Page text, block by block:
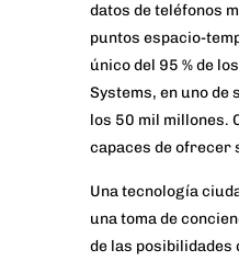
datos de teléfonos
puntos espacio-
único del 95 % de
Systems, en uno de
los 50 mil millones.
capaces de ofrecer
Una tecnología
una toma de
de las posibilidades